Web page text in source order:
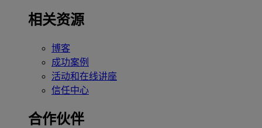
相关资源
博客
成功案例
活动和在线讲座
信任中心
合作伙伴